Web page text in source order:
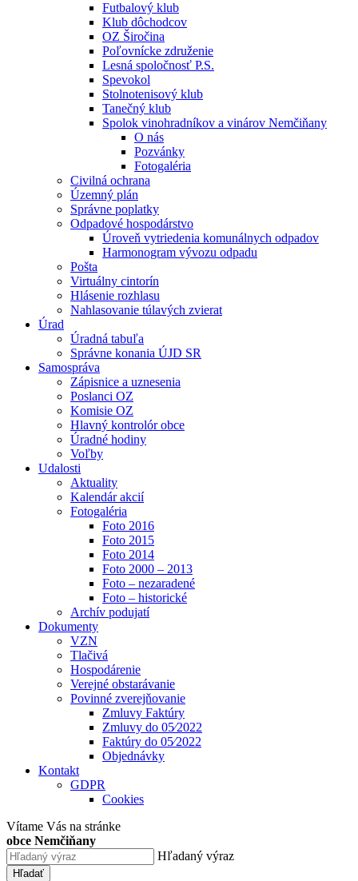
Futbalový klub
Klub dôchodcov
OZ Širočina
Poľovnícke združenie
Lesná spoločnosť P.S.
Spevokol
Stolnotenisový klub
Tanečný klub
Spolok vinohradníkov a vinárov Nemčiňany
O nás
Pozvánky
Fotogaléria
Civilná ochrana
Územný plán
Správne poplatky
Odpadové hospodárstvo
Úroveň vytriedenia komunálnych odpadov
Harmonogram vývozu odpadu
Pošta
Virtuálny cintorín
Hlásenie rozhlasu
Nahlasovanie túlavých zvierat
Úrad
Úradná tabuľa
Správne konania ÚJD SR
Samospráva
Zápisnice a uznesenia
Poslanci OZ
Komisie OZ
Hlavný kontrolór obce
Úradné hodiny
Voľby
Udalosti
Aktuality
Kalendár akcií
Fotogaléria
Foto 2016
Foto 2015
Foto 2014
Foto 2000 – 2013
Foto – nezaradené
Foto – historické
Archív podujatí
Dokumenty
VZN
Tlačivá
Hospodárenie
Verejné obstarávanie
Povinné zverejňovanie
Zmluvy Faktúry
Zmluvy do 05⁄2022
Faktúry do 05⁄2022
Objednávky
Kontakt
GDPR
Cookies
Vítame Vás na stránke
obce Nemčiňany
Hľadaný výraz
Hľadať